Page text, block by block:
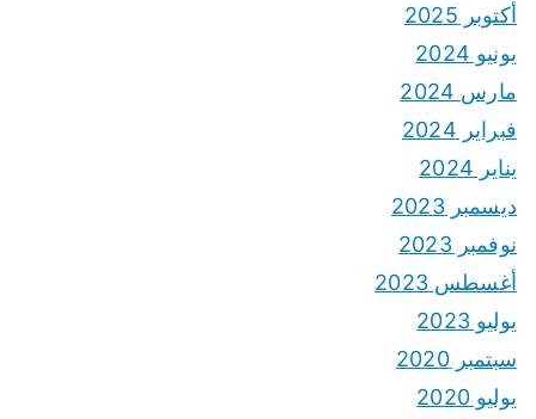
أكتوبر 2025
يونيو 2024
مارس 2024
فبراير 2024
يناير 2024
ديسمبر 2023
نوفمبر 2023
أغسطس 2023
يوليو 2023
سبتمبر 2020
يوليو 2020